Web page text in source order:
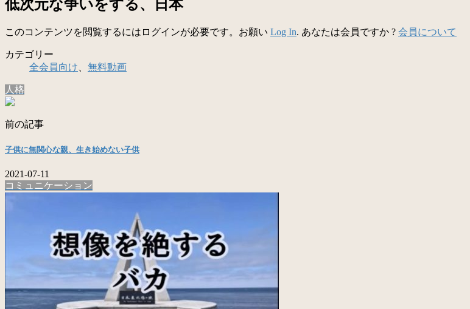
低次元な争いをする、日本
このコンテンツを閲覧するにはログインが必要です。お願い Log In. あなたは会員ですか ? 会員について
カテゴリー
全会員向け
無料動画
人格
前の記事
子供に無関心な親、生き始めない子供
2021-07-11
コミュニケーション